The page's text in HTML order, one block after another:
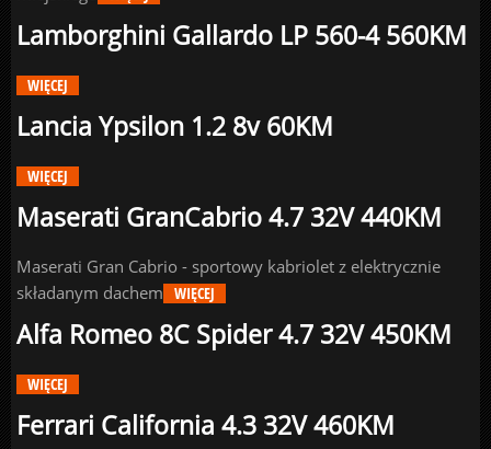
Lamborghini Gallardo LP 560-4 560KM
WIĘCEJ
Lancia Ypsilon 1.2 8v 60KM
WIĘCEJ
Maserati GranCabrio 4.7 32V 440KM
Maserati Gran Cabrio - sportowy kabriolet z elektrycznie
składanym dachem WIĘCEJ
Alfa Romeo 8C Spider 4.7 32V 450KM
WIĘCEJ
Ferrari California 4.3 32V 460KM